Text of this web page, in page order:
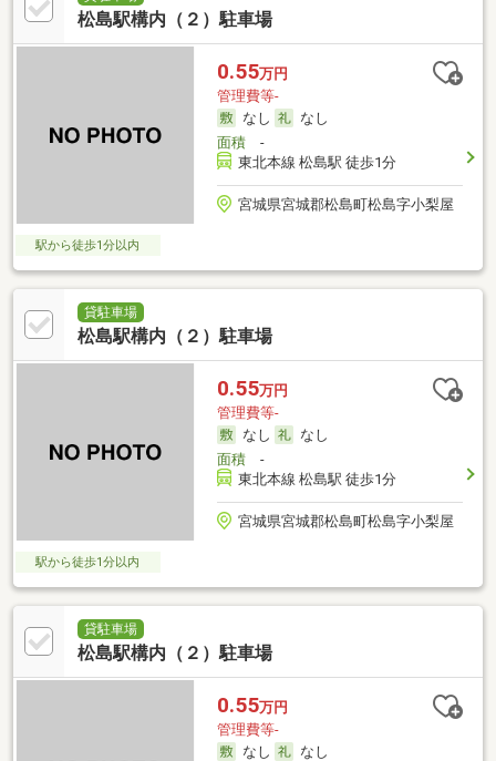
松島駅構内（２）駐車場
0.55万円
管理費等-
なし
なし
面積-
東北本線 松島駅 徒歩1分
宮城県宮城郡松島町松島字小梨屋
駅から徒歩1分以内
貸駐車場
松島駅構内（２）駐車場
0.55万円
管理費等-
なし
なし
面積-
東北本線 松島駅 徒歩1分
宮城県宮城郡松島町松島字小梨屋
駅から徒歩1分以内
貸駐車場
松島駅構内（２）駐車場
0.55万円
管理費等-
なし
なし